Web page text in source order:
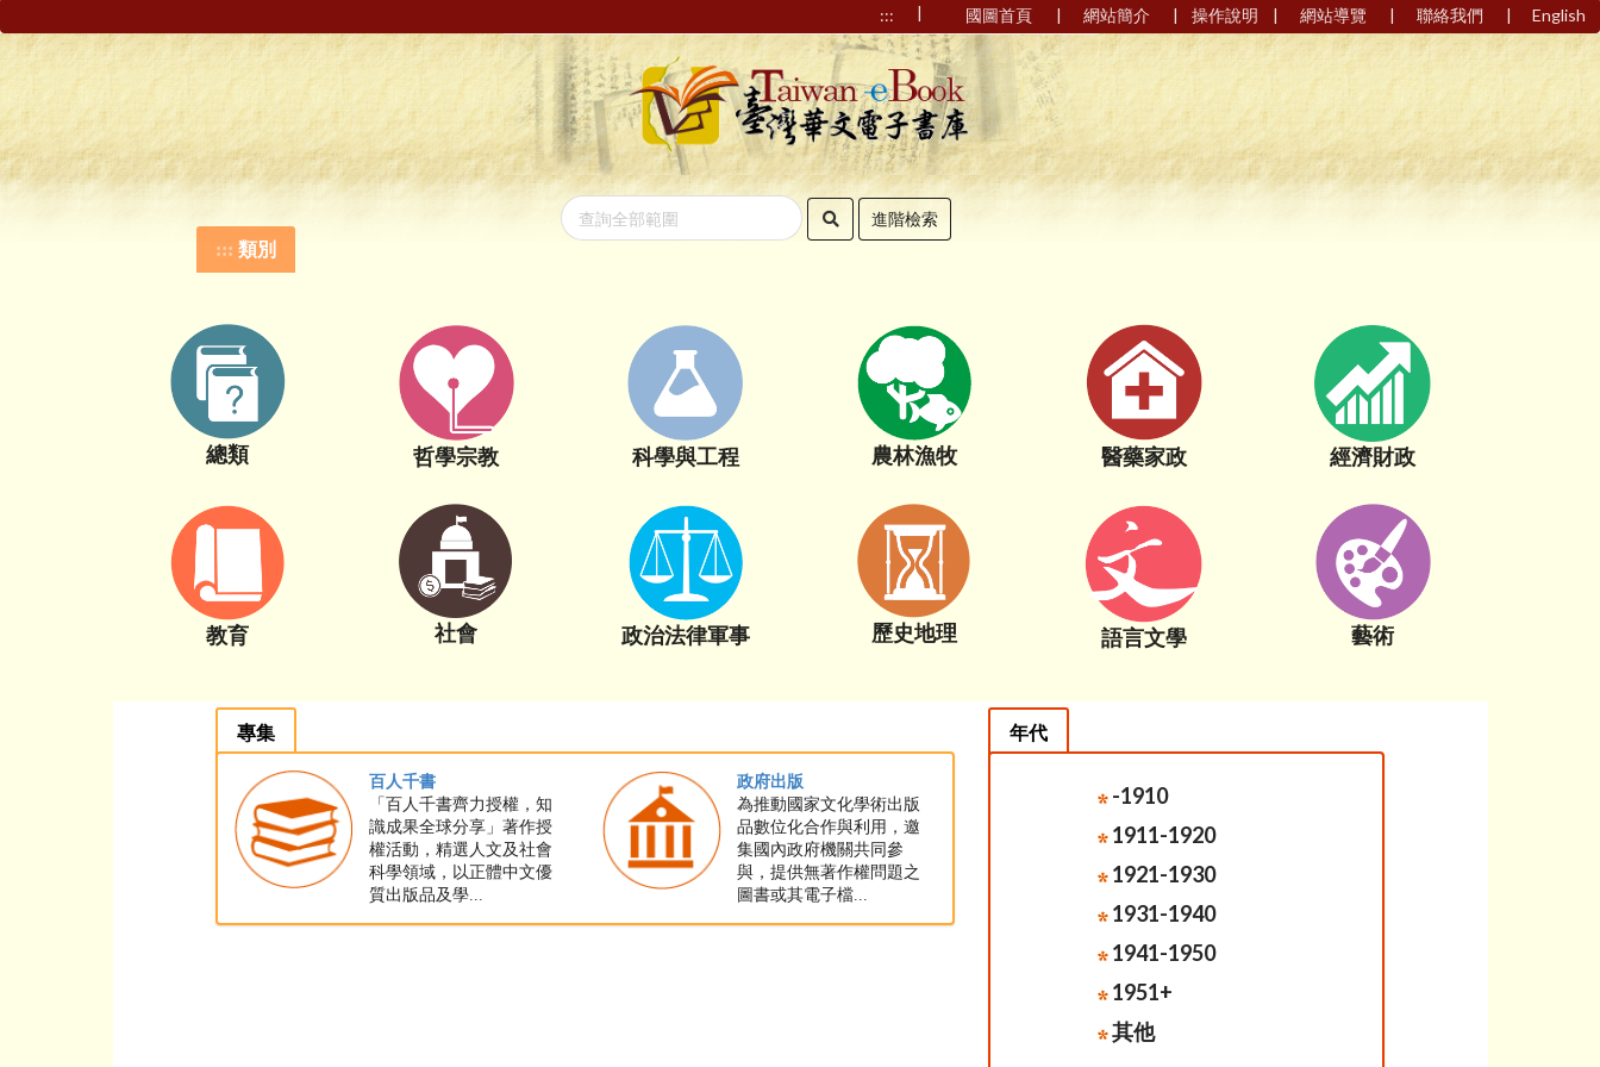
::: | 國圖首頁 | 網站簡介 | 操作說明 | 網站導覽 | 聯絡我們 | English
進階檢索
::: 類別
總類 哲學宗教 科學與工程 農林漁牧 醫藥家政 經濟財政
教育 社會 政治法律軍事 歷史地理 語言文學 藝術
專集
百人千書
「百人千書齊力授權，知
識成果全球分享」著作授
權活動，精選人文及社會
科學領域，以正體中文優
質出版品及學...
政府出版
為推動國家文化學術出版
品數位化合作與利用，邀
集國內政府機關共同參
與，提供無著作權問題之
圖書或其電子檔...
年代
-1910
1911-1920
1921-1930
1931-1940
1941-1950
1951+
其他